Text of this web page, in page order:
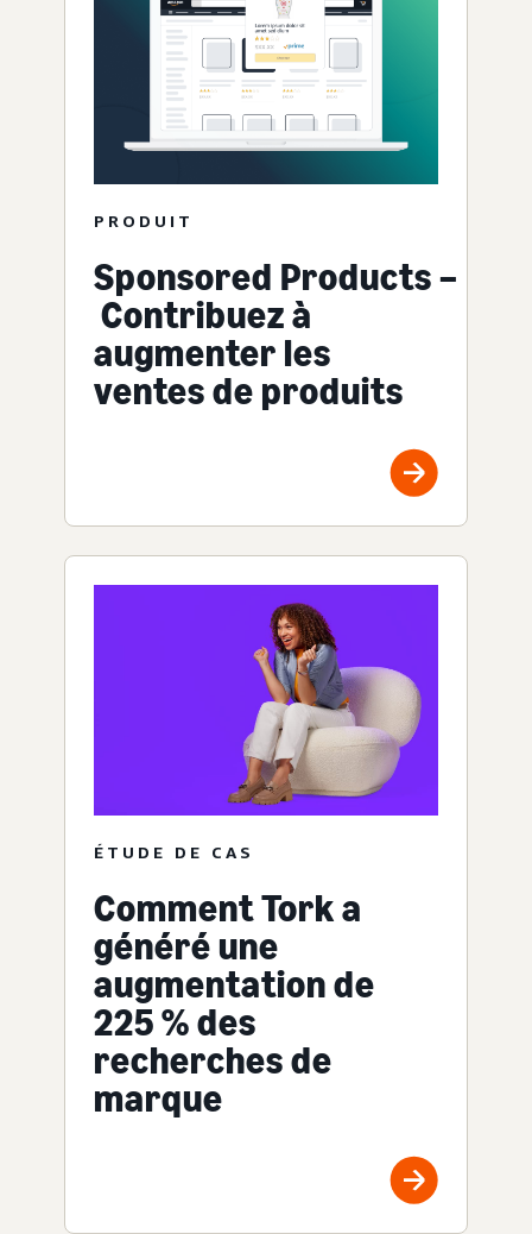
PRODUIT
Sponsored Products –
Contribuez à
augmenter les
ventes de produits
ÉTUDE DE CAS
Comment Tork a
généré une
augmentation de
225 % des
recherches de
marque